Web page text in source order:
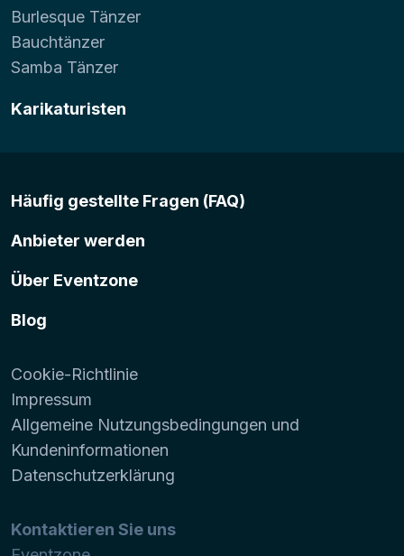
Burlesque Tänzer
Bauchtänzer
Samba Tänzer
Karikaturisten
Häufig gestellte Fragen (FAQ)
Anbieter werden
Über Eventzone
Blog
Cookie-Richtlinie
Impressum
Allgemeine Nutzungsbedingungen und
Kundeninformationen
Datenschutzerklärung
Kontaktieren Sie uns